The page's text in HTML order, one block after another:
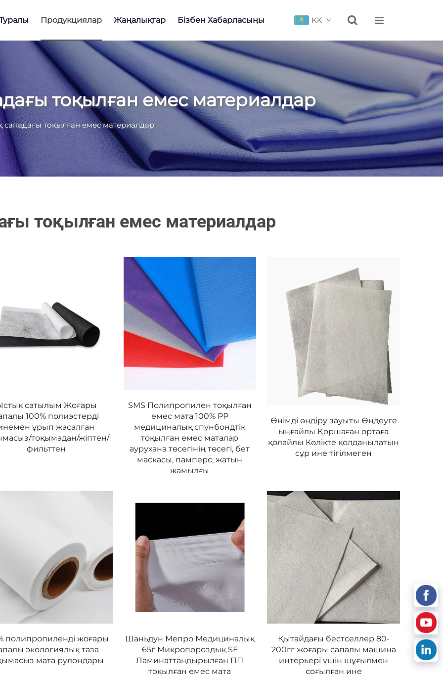
Продукциялар Жаңалықтар Бізбен Хабарласыңы KK  
тоқылған емес материалдар
тоқылған емес материалдар
тоқылған емес материалдар
сатылым Жоғары
100% полиэстерді
ұрып жасалған
тоқымадан/жіптен/
фильттен
SMS Полипропилен тоқылған
емес мата 100% PP
медициналық спунбондтiк
тоқылған емес маталар
аурухана төсегiнiң төсегi, бет
маскасы, памперс, жатын
жамылғы
Өнімді өндіру зауыты Өңдеуге
ыңғайлы Қоршаған ортаға
қолайлы Көлікте қолданылатын
сұр ине тігілмеген
полипропиленді жоғары
экологиялық таза
мата рулондары
Шаньдун Мепро Медициналық
65г Микропороздық SF
Ламинаттандырылған ПП
тоқылған емес мата
Қытайдағы бестселлер 80-
200гг жоғары сапалы машина
интерьері үшін шұғылмен
соғылған ине